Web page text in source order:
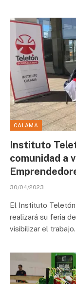
CALAMA
Instituto
comunidad a
30/04/2023
El Instituto Teletón
realizará su feria
visibilizar el